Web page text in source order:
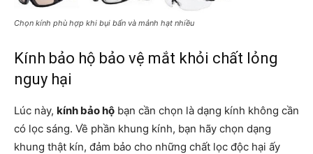
Chọn kính phù hợp khi bụi bẩn và mảnh hạt nhiều
Kính bảo hộ bảo vệ mắt khỏi chất lỏng
nguy hại
Lúc này, kính bảo hộ bạn cần chọn là dạng kính không cần
có lọc sáng. Về phần khung kính, bạn hãy chọn dạng
khung thật kín, đảm bảo cho những chất lọc độc hại ấy